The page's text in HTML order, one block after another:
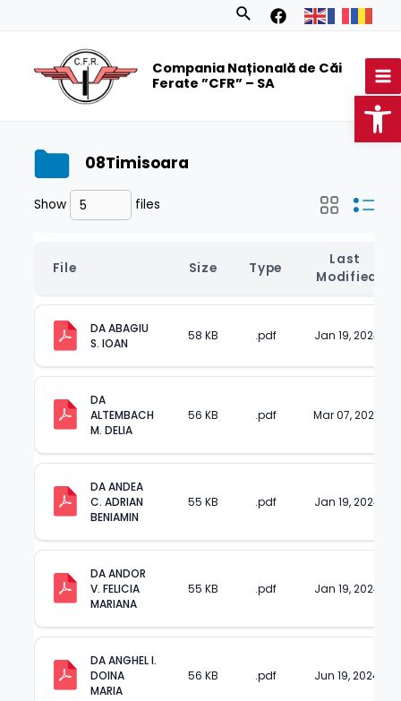
Search
Compania Națională de Căi
Ferate ”CFR” – SA
08Timisoara
Show files
File Size Type
Last
Modified
DA ABAGIU
S. IOAN
58 KB .pdf Jan 19, 2024
DA
ALTEMBACH
M. DELIA
56 KB .pdf Mar 07, 2024
DA ANDEA
C. ADRIAN
BENIAMIN
55 KB .pdf Jan 19, 2024
DA ANDOR
V. FELICIA
MARIANA
55 KB .pdf Jan 19, 2024
DA ANGHEL I.
DOINA
MARIA
56 KB .pdf Jun 19, 2024